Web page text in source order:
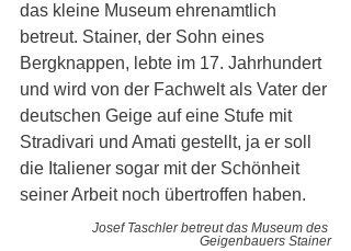
das kleine Museum ehrenamtlich
betreut. Stainer, der Sohn eines
Bergknappen, lebte im 17. Jahrhundert
und wird von der Fachwelt als Vater der
deutschen Geige auf eine Stufe mit
Stradivari und Amati gestellt, ja er soll
die Italiener sogar mit der Schönheit
seiner Arbeit noch übertroffen haben.
Josef Taschler betreut das Museum des
Geigenbauers Stainer